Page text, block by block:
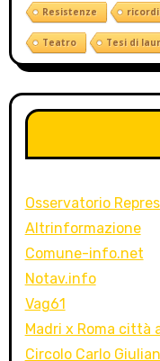
Resistenze
Teatro Tesi di
Osservatorio
Altrinformazione
Comune-info.net
Notav.info
Vag61
Madri x Roma città
Circolo Carlo